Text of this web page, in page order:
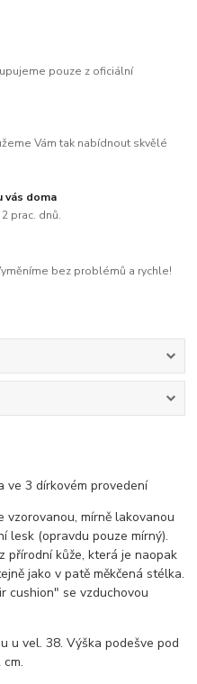
pouze z oficiální
Vám tak nabídnout skvělé
vás doma
prac. dnů.
bez problémů a rychle!
ve 3 dírkovém provedení
vzorovanou, mírně lakovanou
lesk (opravdu pouze mírný).
přírodní kůže, která je naopak
jako v patě měkčená stélka.
cushion" se vzduchovou
u vel. 38. Výška podešve pod